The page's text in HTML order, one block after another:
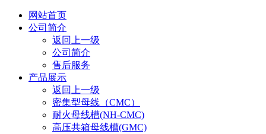
网站首页
公司简介
返回上一级
公司简介
售后服务
产品展示
返回上一级
密集型母线（CMC）
耐火母线槽(NH-CMC)
高压共箱母线槽(GMC)